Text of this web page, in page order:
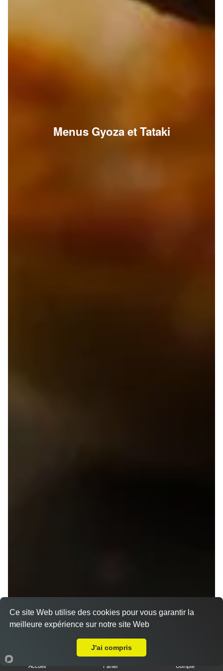
Menus Gyoza et Tataki
Accueil Panier Compte
Ce site Web utilise des cookies pour vous garantir la
meilleure expérience sur notre site Web
J'ai compris